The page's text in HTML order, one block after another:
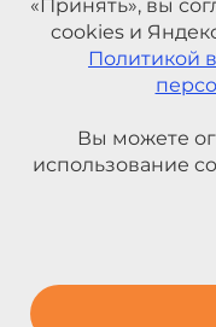
«Принять», вы
cookies и
Политикой
Вы можете
использование